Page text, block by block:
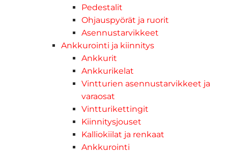
Pedestalit
Ohjauspyörät ja ruorit
Asennustarvikkeet
Ankkurointi ja kiinnitys
Ankkurit
Ankkurikelat
Vintturien asennustarvikkeet ja
varaosat
Vintturikettingit
Kiinnitysjouset
Kalliokiilat ja renkaat
Ankkurointi